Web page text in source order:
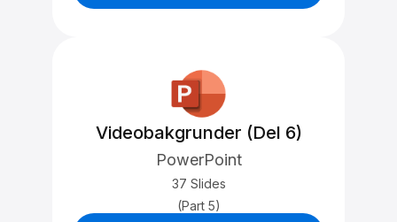
Videobakgrunder (Del 6)
PowerPoint
37 Slides
(Part 5)